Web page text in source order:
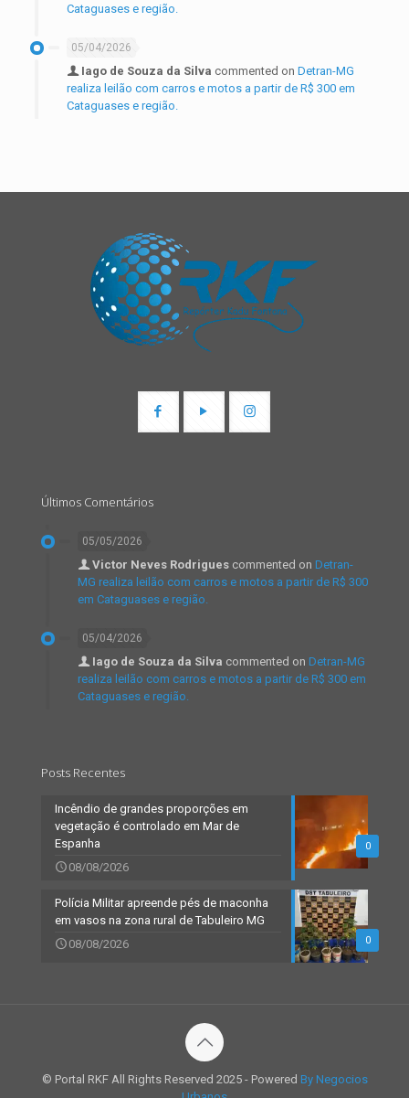
Cataguases e região.
05/04/2026
Iago de Souza da Silva commented on Detran-MG
realiza leilão com carros e motos a partir de R$ 300 em
Cataguases e região.
Últimos Comentários
05/05/2026
Victor Neves Rodrigues commented on Detran-
MG realiza leilão com carros e motos a partir de R$ 300
em Cataguases e região.
05/04/2026
Iago de Souza da Silva commented on Detran-MG
realiza leilão com carros e motos a partir de R$ 300 em
Cataguases e região.
Posts Recentes
0
Incêndio de grandes proporções em
vegetação é controlado em Mar de
Espanha
08/08/2026
0
Polícia Militar apreende pés de maconha
em vasos na zona rural de Tabuleiro MG
08/08/2026
© Portal RKF All Rights Reserved 2025 - Powered By Negocios